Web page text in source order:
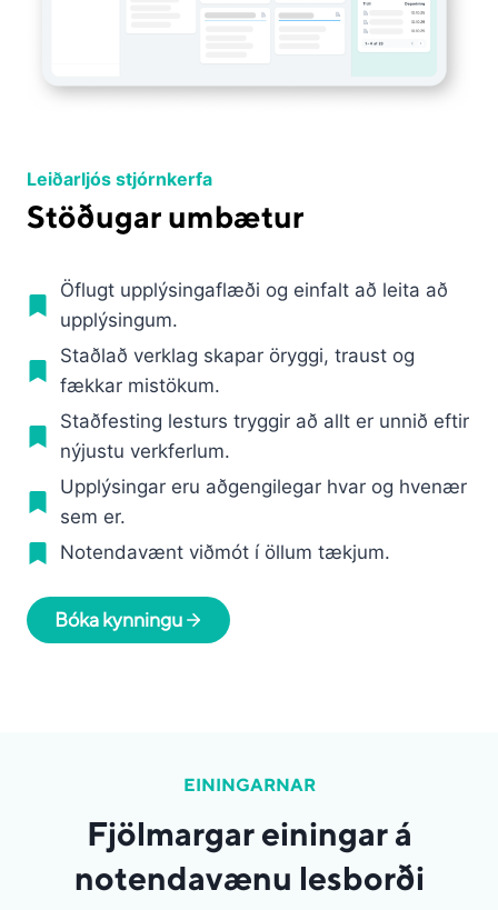
Leiðarljós stjórnkerfa
Stöðugar umbætur
Öflugt upplýsingaflæði og einfalt að leita að
upplýsingum.
Staðlað verklag skapar öryggi, traust og
fækkar mistökum.
Staðfesting lesturs tryggir að allt er unnið eftir
nýjustu verkferlum.
Upplýsingar eru aðgengilegar hvar og hvenær
sem er.
Notendavænt viðmót í öllum tækjum.
Bóka kynningu
EININGARNAR
Fjölmargar einingar á
notendavænu lesborði